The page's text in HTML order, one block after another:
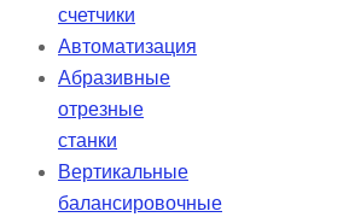
счетчики
Автоматизация
Абразивные
отрезные
станки
Вертикальные
балансировочные